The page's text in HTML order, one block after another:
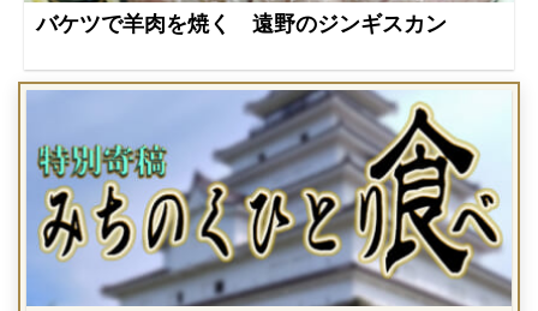
バケツで羊肉を焼く 遠野のジンギスカン